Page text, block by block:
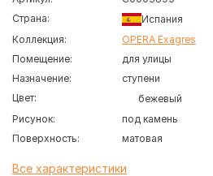
Страна:
Испания
Коллекция:
OPERA Exagres
Помещение:
для улицы
Назначение:
ступени
Цвет:
бежевый
Рисунок:
под камень
Поверхность:
матовая
Все характеристики